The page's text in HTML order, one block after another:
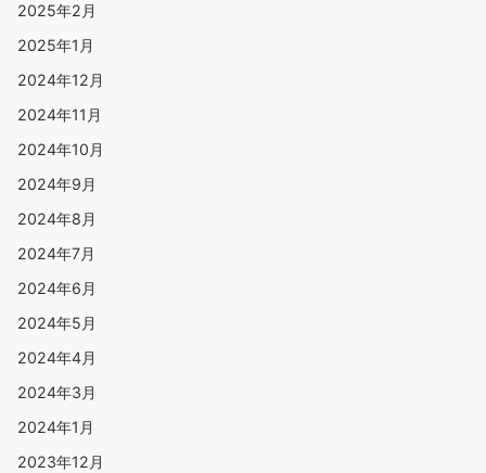
2025年2月
2025年1月
2024年12月
2024年11月
2024年10月
2024年9月
2024年8月
2024年7月
2024年6月
2024年5月
2024年4月
2024年3月
2024年1月
2023年12月